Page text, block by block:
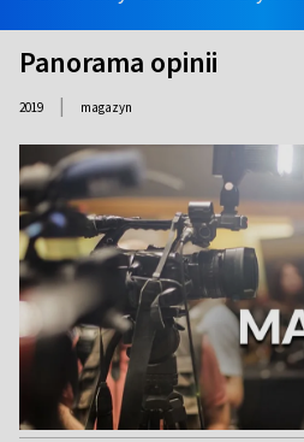
Panorama opinii
2019 | magazyn